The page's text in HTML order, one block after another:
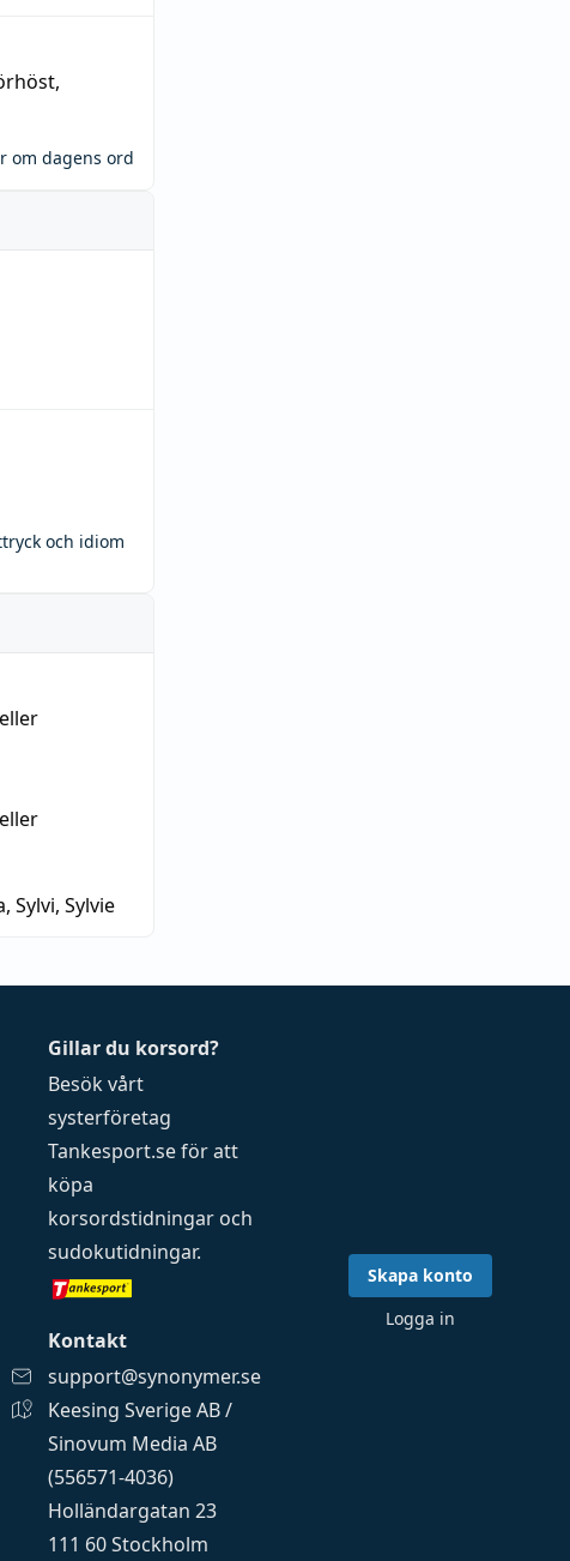
,
om dagens ord
och idiom
Sylvi, Sylvie
Gillar du korsord?
Besök vårt
systerföretag
Tankesport.seför att
köpa
korsordstidningar och
sudokutidningar.
Kontakt
support@synonymer.se
Keesing Sverige AB /
Sinovum Media AB
(556571-4036)
Holländargatan 23
111 60 Stockholm
Skapa konto
Logga in